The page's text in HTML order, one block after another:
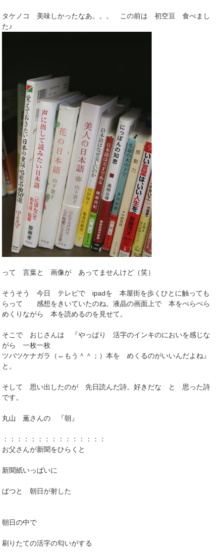
タケノコ 美味しかったなあ。。。 この前は 初空豆 食べまし
た♪
って 言葉と 画像が あってませんけど（笑）
そうそう 今日 テレビで ipadを 本屋街を歩くひとに触っても
らって 感想をきいていたのね。液晶の画面上で 本をぺらぺら
めくりながら 本を読めるのを見せて。
そこで おじさんは 『やっぱり 活字のインキのにおいを感じな
がら 一枚一枚
ツバツケナガラ（←もう＾＾；）本を めくるのがいいんだよね』
と。
そして 思い出したのが 先日読んだ詩。好きだな と 思った詩
です。
丸山 薫さんの 『朝』
：：：：：：：：：：：：：：：
お父さんが新聞をひらくと
新聞紙いっぱいに
ぱつと 朝日が射した
朝日の中で
刷りたての活字の匂いがする